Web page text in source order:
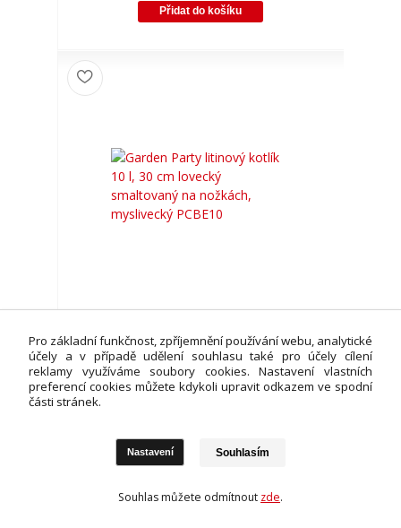
Přidat do košíku
Garden Party litinový kotlík 10 l, 30 cm lovecký
smaltovaný na nožkách, myslivecký PCBE10
2 190 Kč/ks
1 810 Kčbez DPH
Pro základní funkčnost, zpříjemnění používání webu, analytické
účely a v případě udělení souhlasu také pro účely cílení
reklamy využíváme soubory cookies. Nastavení vlastních
preferencí cookies můžete kdykoli upravit odkazem ve spodní
části stránek.
Nastavení Souhlasím
Souhlas můžete odmítnout zde.